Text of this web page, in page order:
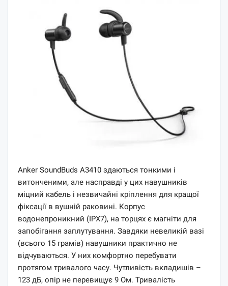
Anker SoundBuds A3410 здаються тонкими і
витонченими, але насправді у цих навушників
міцний кабель і незвичайні кріплення для кращої
фіксації в вушній раковині. Корпус
водонепроникний (IPX7), на торцях є магніти для
запобігання заплутування. Завдяки невеликій вазі
(всього 15 грамів) навушники практично не
відчуваються. У них комфортно перебувати
протягом тривалого часу. Чутливість вкладишів –
123 дБ, опір не перевищує 9 Ом. Тривалість